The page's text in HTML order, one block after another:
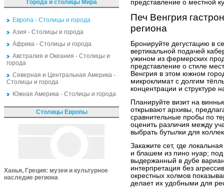
Города и столицы Мира
Европа - Столицы и города
Азия - Столицы и города
Африка - Столицы и города
Австралия и Океания - Столицы и
города
Северная и Центральная Америка -
Столицы и города
Южная Америка - Столицы и города
Столицы Европы
Ханья, Греция: музеи и культурное
наследие региона
представление о местной
Печ Венгрия
региона
Бронируйте дегустацию в
вертикальной подачей
ужином из фермерских
представление о стиле
Венгрия в этом южном
микроклимат с долгим
концентрации и структуре
Планируйте визит на
открывают архивы,
сравнительные пробы по
оценить различия между
выбрать бутылки для
Закажите сет, где
и блашем из пино нуар;
выдержанный в дубе
интерпретация без
окрестных холмов
делает их удобными для